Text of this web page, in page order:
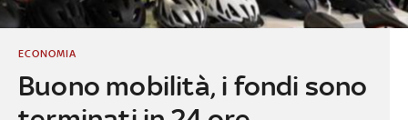
Buono mobilità, i fondi sono
ECONOMIA